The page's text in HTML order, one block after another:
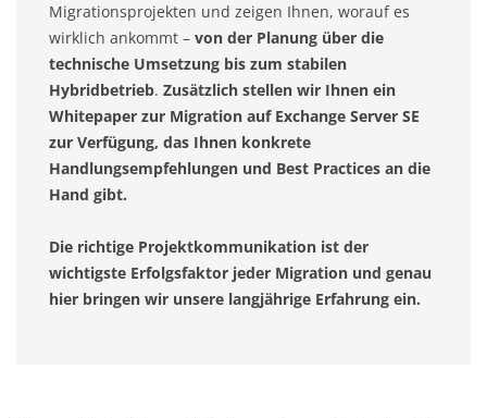
Migrationsprojekten und zeigen Ihnen, worauf es
wirklich ankommt – von der Planung über die
technische Umsetzung bis zum stabilen
Hybridbetrieb. Zusätzlich stellen wir Ihnen ein
Whitepaper zur Migration auf Exchange Server SE
zur Verfügung, das Ihnen konkrete
Handlungsempfehlungen und Best Practices an die
Hand gibt.
Die richtige Projektkommunikation ist der
wichtigste Erfolgsfaktor jeder Migration und genau
hier bringen wir unsere langjährige Erfahrung ein.